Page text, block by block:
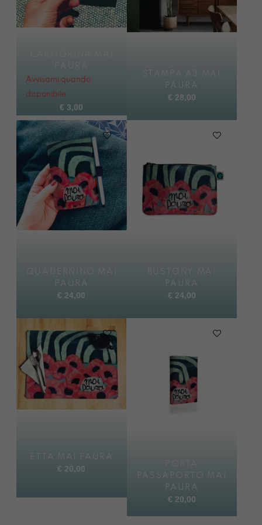
Avvisami quando
disponibile
€ 3,00
STAMPA A3 MAI
PAURA
€ 28,00
QUADERNINO MAI
PAURA
€ 24,00
BUSTONY MAI
PAURA
€ 24,00
ETTA MAI PAURA
€ 20,00
PASSAPORTO MAI
PAURA
€ 20,00